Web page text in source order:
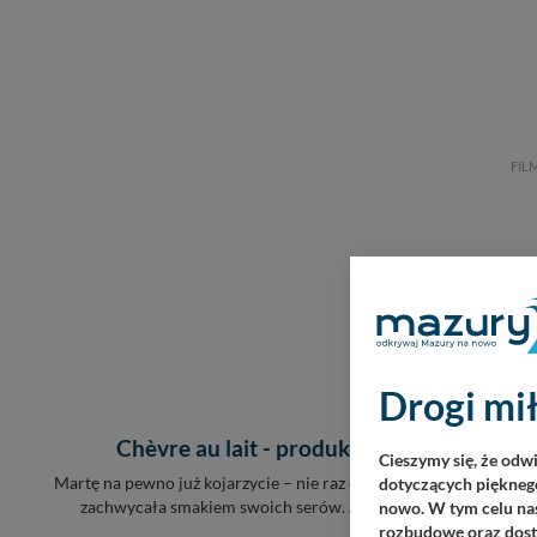
Chèvre au lait - produkcja kozich serów
Martę na pewno już kojarzycie – nie raz dzieliła się z nami
zachwycała smakiem swoich serów. Ale dziś będziecie mogli
Marta pokaże
Drogi
Cieszymy się, że
dotyczących
nowo. W tym celu
rozbudowę oraz